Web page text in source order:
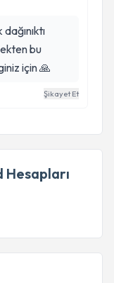
bu
için 🙏
Şikayet Et
Hesapları